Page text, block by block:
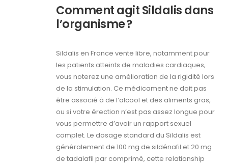
Comment agit Sildalis dans
l’organisme ?
Sildalis en France vente libre, notamment pour
les patients atteints de maladies cardiaques,
vous noterez une amélioration de la rigidité lors
de la stimulation. Ce médicament ne doit pas
être associé à de l’alcool et des aliments gras,
ou si votre érection n’est pas assez longue pour
vous permettre d’avoir un rapport sexuel
complet. Le dosage standard du Sildalis est
généralement de 100 mg de sildénafil et 20 mg
de tadalafil par comprimé, cette relationship